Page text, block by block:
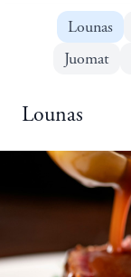
Lounas
Juomat
Lounas